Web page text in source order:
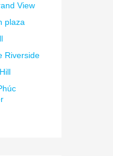
View
plaza
Riverside